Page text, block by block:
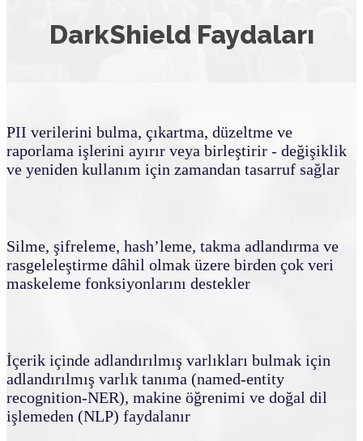
DarkShield Faydaları
PII verilerini bulma, çıkartma, düzeltme ve
raporlama işlerini ayırır veya birleştirir - değişiklik
ve yeniden kullanım için zamandan tasarruf sağlar
Silme, şifreleme, hash’leme, takma adlandırma ve
rasgeleleştirme dâhil olmak üzere birden çok veri
maskeleme fonksiyonlarını destekler
İçerik içinde adlandırılmış varlıkları bulmak için
adlandırılmış varlık tanıma (named-entity
recognition-NER), makine öğrenimi ve doğal dil
işlemeden (NLP) faydalanır